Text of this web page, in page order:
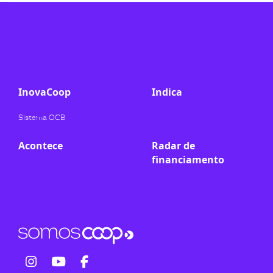
InovaCoop
Sistema OCB
Acontece
Indica
Radar de
financiamento
fab fabfab